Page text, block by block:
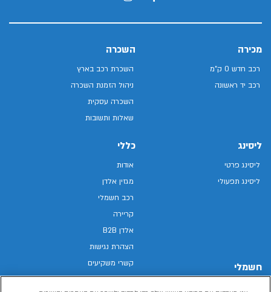
מכירה
רכב חדש 0 ק"מ
רכב יד ראשונה
השכרה
השכרת רכב בארץ
ניהול הזמנת השכרה
השכרה עסקית
שאלות ותשובות
ליסינג
ליסינג פרטי
ליסינג תפעולי
חשמלי
כללי
אודות
מגזין אלדן
רכב חשמלי
קריירה
אלדן B2B
הצהרת נגישות
קשרי משקיעים
מפת האתר